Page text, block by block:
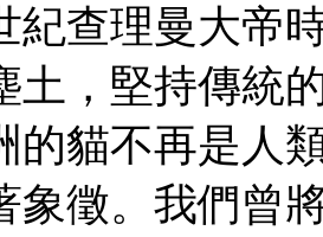
紀查理曼大帝
土，堅持傳統
的貓不再是人
象徵。我們曾